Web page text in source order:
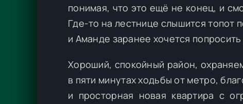
понимая, что это ещё не конец, и
Где-то на лестнице слышится топот
и Аманде заранее хочется
Хороший, спокойный район,
в пяти минутах ходьбы от метро,
и просторная новая квартира с